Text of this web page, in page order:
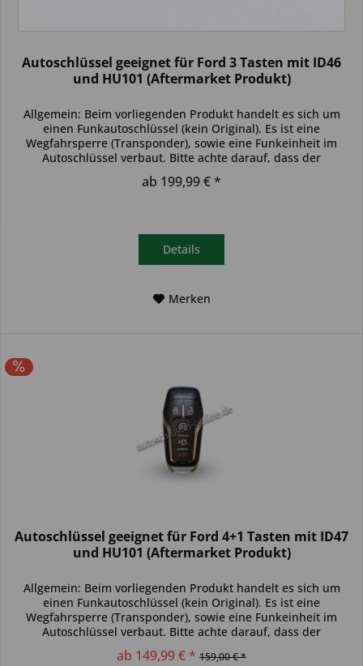
Autoschlüssel geeignet für Ford 3 Tasten mit ID46
und HU101 (Aftermarket Produkt)
Allgemein: Beim vorliegenden Produkt handelt es sich um
einen Funkautoschlüssel (kein Original). Es ist eine
Wegfahrsperre (Transponder), sowie eine Funkeinheit im
Autoschlüssel verbaut. Bitte achte darauf, dass der
Autoschlüssel deinem...
ab 199,99 € *
Details
Merken
Autoschlüssel geeignet für Ford 4+1 Tasten mit ID47
und HU101 (Aftermarket Produkt)
Allgemein: Beim vorliegenden Produkt handelt es sich um
einen Funkautoschlüssel (kein Original). Es ist eine
Wegfahrsperre (Transponder), sowie eine Funkeinheit im
Autoschlüssel verbaut. Bitte achte darauf, dass der
Autoschlüssel deinem...
ab 149,99 € * 159,00 € *